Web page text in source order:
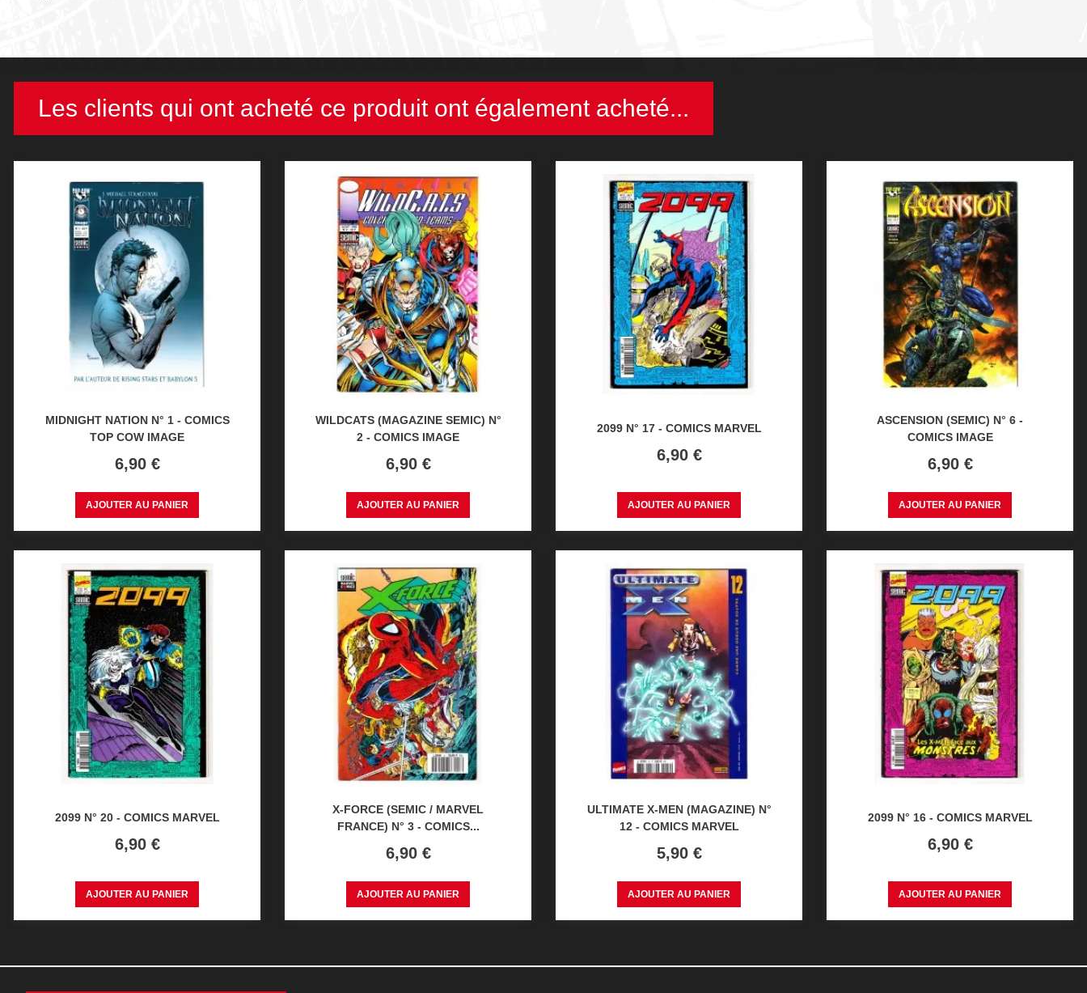
Les clients qui ont acheté ce produit ont également acheté...
MIDNIGHT NATION N° 1 - COMICS
TOP COW IMAGE
Prix
6,90 €
AJOUTER AU PANIER
WILDCATS (MAGAZINE SEMIC) N°
2 - COMICS IMAGE
Prix
6,90 €
AJOUTER AU PANIER
2099 N° 17 - COMICS MARVEL
Prix
6,90 €
AJOUTER AU PANIER
ASCENSION (SEMIC) N° 6 -
COMICS IMAGE
Prix
6,90 €
AJOUTER AU PANIER
2099 N° 20 - COMICS MARVEL
Prix
6,90 €
AJOUTER AU PANIER
X-FORCE (SEMIC / MARVEL
FRANCE) N° 3 - COMICS...
Prix
6,90 €
AJOUTER AU PANIER
ULTIMATE X-MEN (MAGAZINE) N°
12 - COMICS MARVEL
Prix
5,90 €
AJOUTER AU PANIER
2099 N° 16 - COMICS MARVEL
Prix
6,90 €
AJOUTER AU PANIER